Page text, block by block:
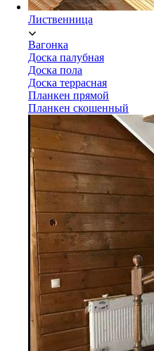
Лиственница
Вагонка
Доска палубная
Доска пола
Доска террасная
Планкен прямой
Планкен скошенный
Лиственница
Вагонка
Доска палубная
Доска пола